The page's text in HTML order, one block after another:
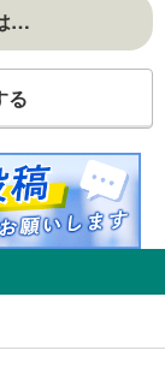
…
る